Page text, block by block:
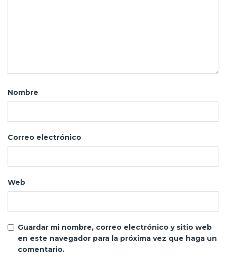
Nombre
Correo electrónico
Web
Guardar mi nombre, correo electrónico y sitio web
en este navegador para la próxima vez que haga un
comentario.